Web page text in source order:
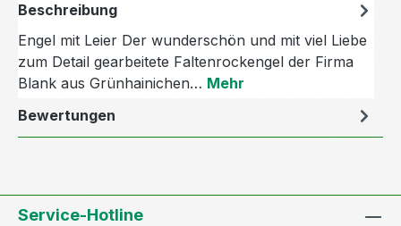
Beschreibung
Engel mit Leier Der wunderschön und mit viel Liebe
zum Detail gearbeitete Faltenrockengel der Firma
Blank aus Grünhainichen… Mehr
Bewertungen
Service-Hotline